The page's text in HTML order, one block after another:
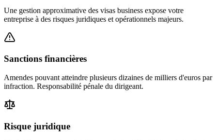
Une gestion approximative des visas business expose votre
entreprise à des risques juridiques et opérationnels majeurs.
Sanctions financières
Amendes pouvant atteindre plusieurs dizaines de milliers d'euros par
infraction. Responsabilité pénale du dirigeant.
Risque juridique